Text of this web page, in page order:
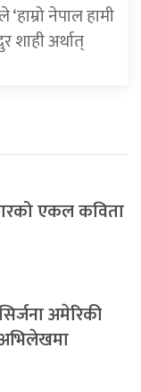
नेपाल हामी
शाही अर्थात्
एकल कविता
अमेरिकी